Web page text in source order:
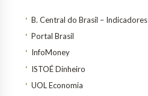
B. Central do Brasil – Indicadores
Portal Brasil
InfoMoney
ISTOÉ Dinheiro
UOL Economia